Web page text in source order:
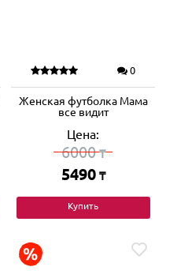
0
Женская футболка Мама
все видит
Цена:
6000₸
5490 ₸
Купить